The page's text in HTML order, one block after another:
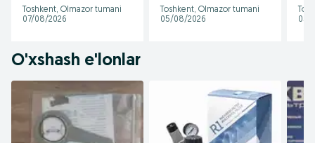
400G vontron
Toshkent, Olmazor tumani
07/08/2026
ватт ГАРАНТИЙНЫЙ
Toshkent, Olmazor tumani
05/08/2026
05/
O'xshash e'lonlar